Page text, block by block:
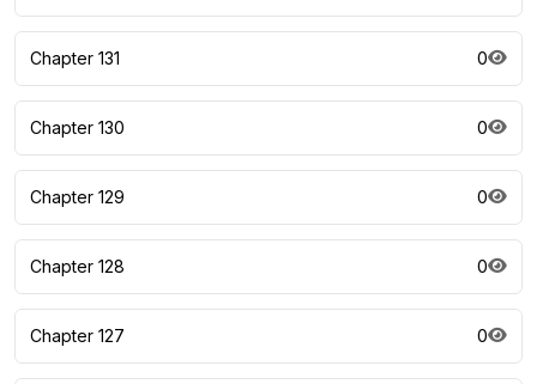
Chapter 131 0
Chapter 130 0
Chapter 129 0
Chapter 128 0
Chapter 127 0